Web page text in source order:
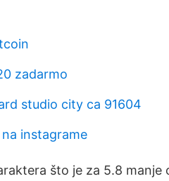
zadarmo
studio city ca 91604
instagrame
što je za 5.8 manje